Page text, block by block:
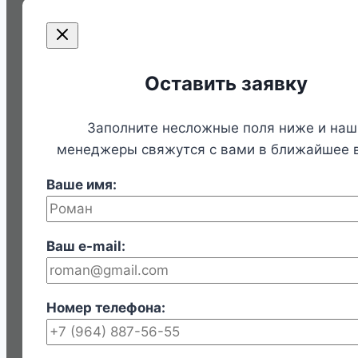
Оставить заявку
Заполните несложные поля ниже и
менеджеры свяжутся с вами в ближайшее
Ваше имя:
Ваш e-mail:
Номер телефона: